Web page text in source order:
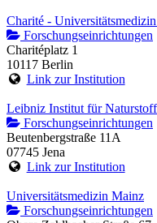
Charité -
Forschungseinrichtungen
Charitéplatz 1
10117 Berlin
Link zur Institution
Leibniz Institut für
Forschungseinrichtungen
Beutenbergstraße 11A
07745 Jena
Link zur Institution
Universitätsmedizin Mainz
Forschungseinrichtungen